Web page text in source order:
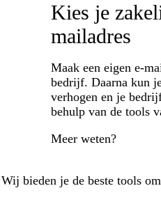
Kies je
mailadres
Maak een eigen e-
bedrijf. Daarna kun
verhogen en je
behulp van de tools
Meer weten?
bieden je de beste tools